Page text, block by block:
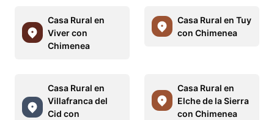
Casa Rural en
Viver con
Chimenea
Casa Rural en Tuy
con Chimenea
Casa Rural en
Villafranca del
Cid con
Casa Rural en
Elche de la Sierra
con Chimenea